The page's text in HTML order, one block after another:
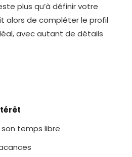
plus qu’à définir votre
alors de compléter le profil
avec autant de détails
son temps libre